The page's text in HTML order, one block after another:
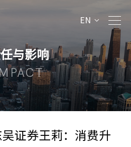
EN
与影响
证券王莉：消费升